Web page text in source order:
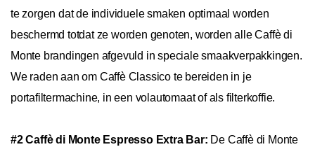
te zorgen dat de individuele smaken optimaal worden
beschermd totdat ze worden genoten, worden alle Caffè di
Monte brandingen afgevuld in speciale smaakverpakkingen.
We raden aan om Caffè Classico te bereiden in je
portafiltermachine, in een volautomaat of als filterkoffie.
#2 Caffè di Monte Espresso Extra Bar: De Caffè di Monte